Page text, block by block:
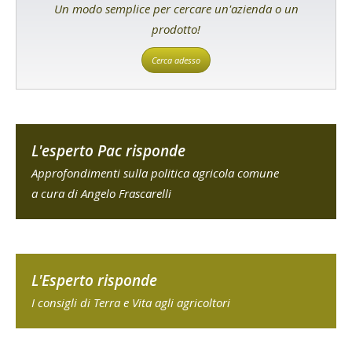
Un modo semplice per cercare un'azienda o un
prodotto!
Cerca adesso
L'esperto Pac risponde
Approfondimenti sulla politica agricola comune
a cura di Angelo Frascarelli
L'Esperto risponde
I consigli di Terra e Vita agli agricoltori